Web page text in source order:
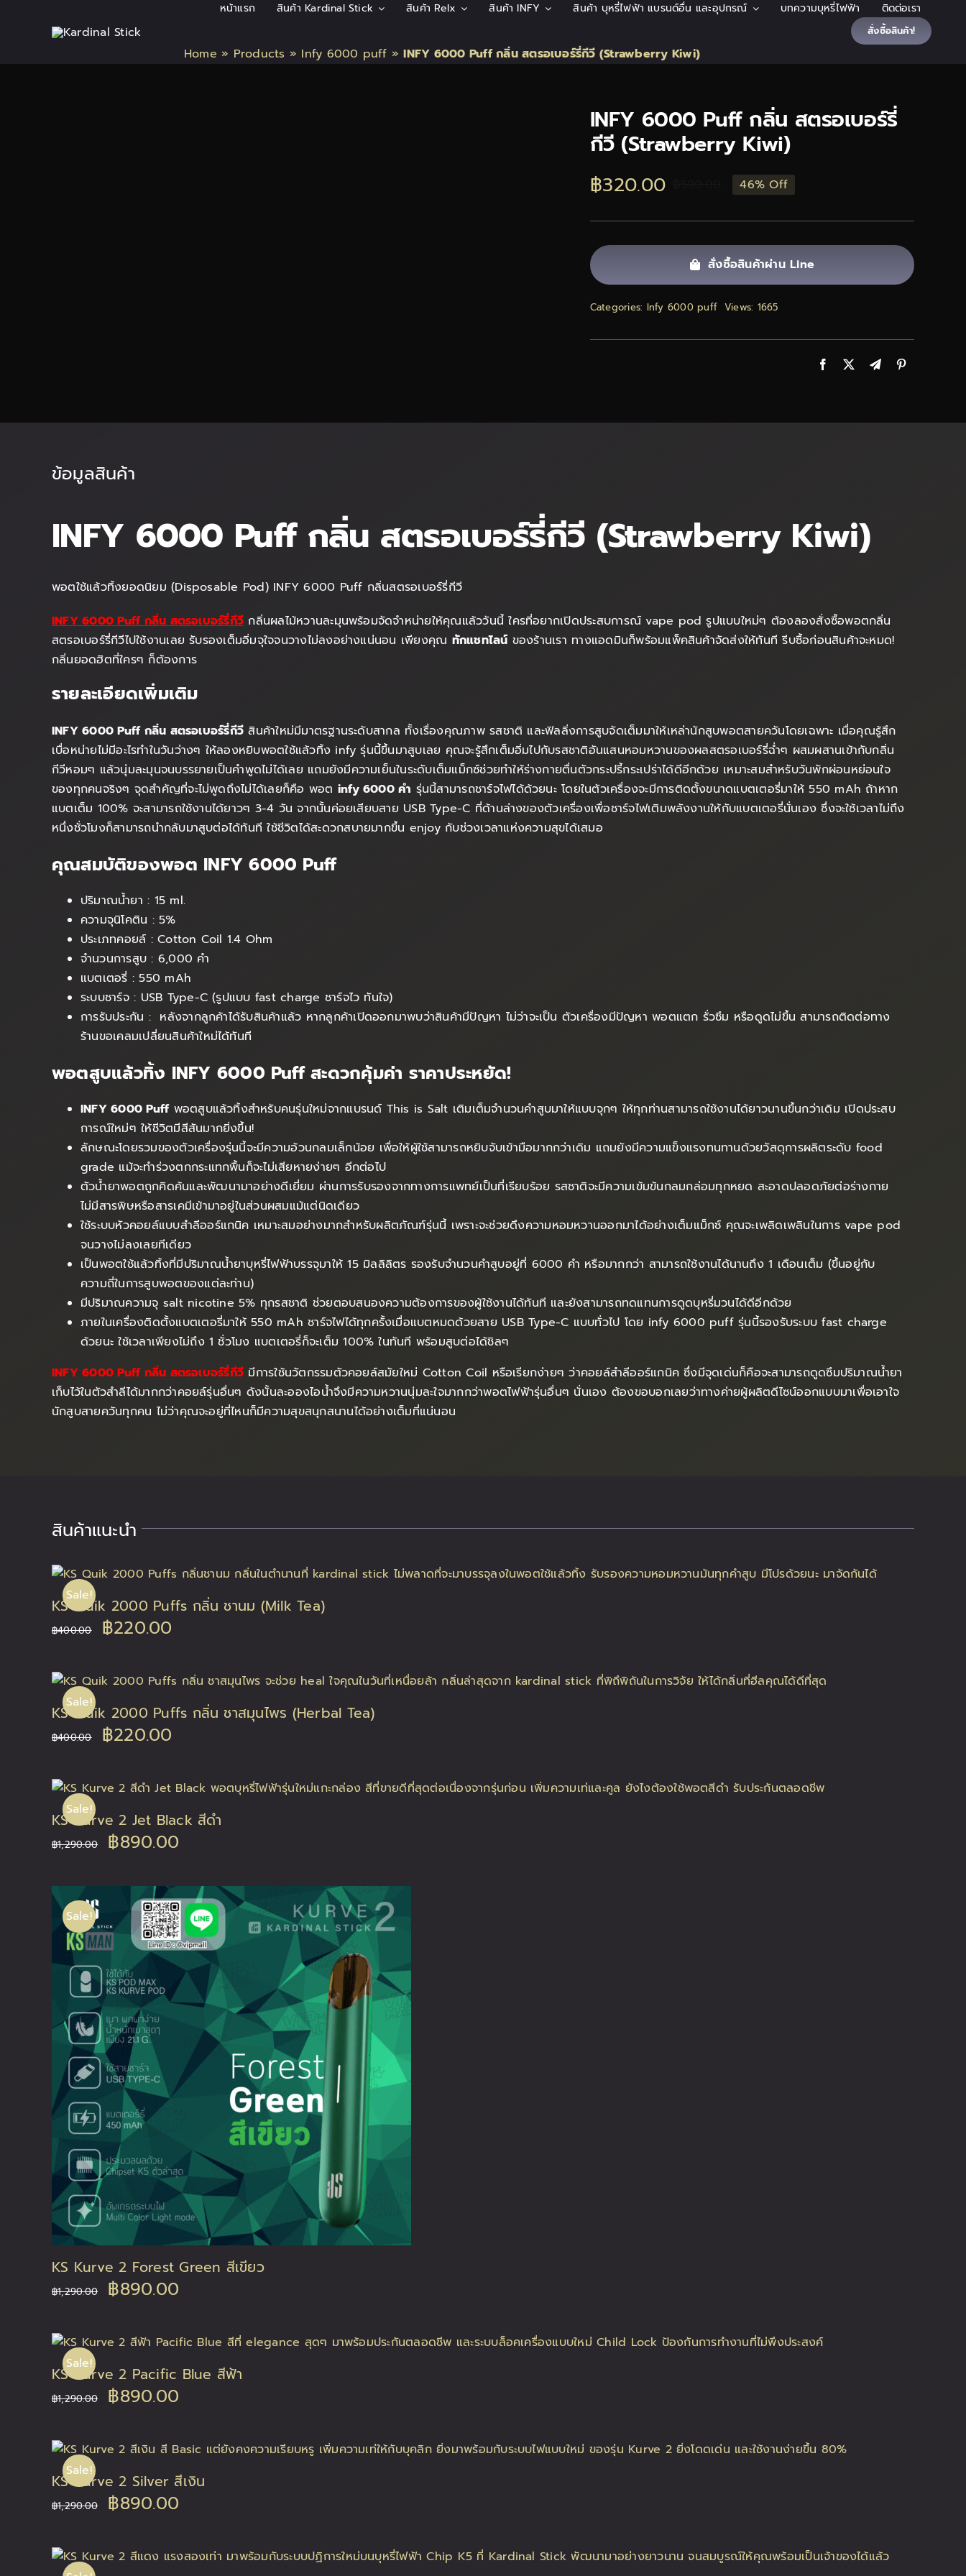
หน้าแรก สินค้า Kardinal Stick สินค้า Relx สินค้า INFY สินค้า บุหรี่ไฟฟ้า แบรนด์อื่น และอุปกรณ์ บทความบุหรี่ไฟฟ้า ติดต่อเรา
สั่งซื้อสินค้า!
Home » Products » Infy 6000 puff »INFY 6000 Puff กลิ่น สตรอเบอร์รี่กีวี (Strawberry Kiwi)
INFY 6000 Puff กลิ่น สตรอเบอร์รี่
กีวี (Strawberry Kiwi)
Original
price
was:
฿590.00.
฿320.00
Current
price
is:
฿320.00.
46% Off
สั่งซื้อสินค้าผ่าน Line
Categories: Infy 6000 puff Views: 1665
ข้อมูลสินค้า
INFY 6000 Puff กลิ่น สตรอเบอร์รี่กีวี (Strawberry Kiwi)
พอตใช้แล้วทิ้งยอดนิยม (Disposable Pod) INFY 6000 Puff กลิ่นสตรอเบอร์รี่กีวี
INFY 6000 Puff กลิ่น สตรอเบอร์รี่กีวี กลิ่นผลไม้หวานละมุนพร้อมจัดจำหน่ายให้คุณแล้ววันนี้ ใครที่อยากเปิดประสบการณ์ vape pod รูปแบบใหม่ๆ ต้องลองสั่งซื้อพอตกลิ่น
สตรอเบอร์รี่กีวีไปใช้งานเลย รับรองเต็มอิ่มจุใจจนวางไม่ลงอย่างแน่นอน เพียงคุณ ทักแชทไลน์ ของร้านเรา ทางแอดมินก็พร้อมแพ็คสินค้าจัดส่งให้ทันที รีบซื้อก่อนสินค้าจะหมด!
กลิ่นยอดฮิตที่ใครๆ ก็ต้องการ
รายละเอียดเพิ่มเติม
INFY 6000 Puff กลิ่น สตรอเบอร์รี่กีวี สินค้าใหม่มีมาตรฐานระดับสากล ทั้งเรื่องคุณภาพ รสชาติ และฟิลลิ่งการสูบจัดเต็มมาให้เหล่านักสูบพอตสายควันโดยเฉพาะ เมื่อคุณรู้สึก
เบื่อหน่ายไม่มีอะไรทำในวันว่างๆ ให้ลองหยิบพอตใช้แล้วทิ้ง infy รุ่นนี้ขึ้นมาสูบเลย คุณจะรู้สึกเต็มอิ่มไปกับรสชาติอันแสนหอมหวานของผลสตรอเบอร์รี่ฉ่ำๆ ผสมผสานเข้ากับกลิ่น
กีวีหอมๆ แล้วนุ่มละมุนจนบรรยายเป็นคำพูดไม่ได้เลย แถมยังมีความเย็นในระดับเต็มแม็กซ์ช่วยทำให้ร่างกายตื่นตัวกระปรี้กระเปร่าได้ดีอีกด้วย เหมาะสมสำหรับวันพักผ่อนหย่อนใจ
ของทุกคนจริงๆ จุดสำคัญที่จะไม่พูดถึงไม่ได้เลยก็คือ พอต infy 6000 คำ รุ่นนี้สามารถชาร์จไฟได้ด้วยนะ โดยในตัวเครื่องจะมีการติดตั้งขนาดแบตเตอรี่มาให้ 550 mAh ถ้าหาก
แบตเต็ม 100% จะสามารถใช้งานได้ยาวๆ 3-4 วัน จากนั้นค่อยเสียบสาย USB Type-C ที่ด้านล่างของตัวเครื่องเพื่อชาร์จไฟเติมพลังงานให้กับแบตเตอรี่นั่นเอง ซึ่งจะใช้เวลาไม่ถึง
หนึ่งชั่วโมงก็สามารถนำกลับมาสูบต่อได้ทันที ใช้ชีวิตได้สะดวกสบายมากขึ้น enjoy กับช่วงเวลาแห่งความสุขได้เสมอ
คุณสมบัติของพอต INFY 6000 Puff
ปริมาณน้ำยา : 15 ml.
ความจุนิโคติน : 5%
ประเภทคอยล์ : Cotton Coil 1.4 Ohm
จำนวนการสูบ : 6,000 คำ
แบตเตอรี่ : 550 mAh
ระบบชาร์จ : USB Type-C (รูปแบบ fast charge ชาร์จไว ทันใจ)
การรับประกัน : หลังจากลูกค้าได้รับสินค้าแล้ว หากลูกค้าเปิดออกมาพบว่าสินค้ามีปัญหา ไม่ว่าจะเป็น ตัวเครื่องมีปัญหา พอตแตก รั่วซึม หรือดูดไม่ขึ้น สามารถติดต่อทาง
ร้านขอเคลมเปลี่ยนสินค้าใหม่ได้ทันที
พอตสูบแล้วทิ้ง INFY 6000 Puff สะดวกคุ้มค่า ราคาประหยัด!
INFY 6000 Puffพอตสูบแล้วทิ้งสำหรับคนรุ่นใหม่จากแบรนด์ This is Salt เติมเต็มจำนวนคำสูบมาให้แบบจุกๆ ให้ทุกท่านสามารถใช้งานได้ยาวนานขึ้นกว่าเดิม เปิดประสบ
การณ์ใหม่ๆ ให้ชีวิตมีสีสันมากยิ่งขึ้น!
ลักษณะโดยรวมของตัวเครื่องรุ่นนี้จะมีความอ้วนกลมเล็กน้อย เพื่อให้ผู้ใช้สามารถหยิบจับเข้ามือมากกว่าเดิม แถมยังมีความแข็งแรงทนทานด้วยวัสดุการผลิตระดับ food
grade แม้จะทำร่วงตกกระแทกพื้นก็จะไม่เสียหายง่ายๆ อีกต่อไป
ตัวน้ำยาพอตถูกคิดค้นและพัฒนามาอย่างดีเยี่ยม ผ่านการรับรองจากทางการแพทย์เป็นที่เรียบร้อย รสชาติจะมีความเข้มข้นกลมกล่อมทุกหยด สะอาดปลอดภัยต่อร่างกาย
ไม่มีสารพิษหรือสารเคมีเข้ามาอยู่ในส่วนผสมแม้แต่นิดเดียว
ใช้ระบบหัวคอยล์แบบสำลีออร์แกนิค เหมาะสมอย่างมากสำหรับผลิตภัณฑ์รุ่นนี้ เพราะจะช่วยดึงความหอมหวานออกมาได้อย่างเต็มแม็กซ์ คุณจะเพลิดเพลินในการ vape pod
จนวางไม่ลงเลยทีเดียว
เป็นพอตใช้แล้วทิ้งที่มีปริมาณน้ำยาบุหรี่ไฟฟ้าบรรจุมาให้ 15 มิลลิลิตร รองรับจำนวนคำสูบอยู่ที่ 6000 คำ หรือมากกว่า สามารถใช้งานได้นานถึง 1 เดือนเต็ม (ขึ้นอยู่กับ
ความถี่ในการสูบพอตของแต่ละท่าน)
มีปริมาณความจุ salt nicotine 5% ทุกรสชาติ ช่วยตอบสนองความต้องการของผู้ใช้งานได้ทันที และยังสามารถทดแทนการดูดบุหรี่มวนได้ดีอีกด้วย
ภายในเครื่องติดตั้งแบตเตอรี่มาให้ 550 mAh ชาร์จไฟได้ทุกครั้งเมื่อแบตหมดด้วยสาย USB Type-C แบบทั่วไป โดย infy 6000 puff รุ่นนี้รองรับระบบ fast charge
ด้วยนะ ใช้เวลาเพียงไม่ถึง 1 ชั่วโมง แบตเตอรี่ก็จะเต็ม 100% ในทันที พร้อมสูบต่อได้ชิลๆ
INFY 6000 Puff กลิ่น สตรอเบอร์รี่กีวี มีการใช้นวัตกรรมตัวคอยล์สมัยใหม่ Cotton Coil หรือเรียกง่ายๆ ว่าคอยล์สำลีออร์แกนิค ซึ่งมีจุดเด่นก็คือจะสามารถดูดซึมปริมาณน้ำยา
เก็บไว้ในตัวสำลีได้มากกว่าคอยล์รุ่นอื่นๆ ดังนั้นละอองไอน้ำจึงมีความหวานนุ่มละใจมากกว่าพอตไฟฟ้ารุ่นอื่นๆ นั่นเอง ต้องขอบอกเลยว่าทางค่ายผู้ผลิตดีไซน์ออกแบบมาเพื่อเอาใจ
นักสูบสายควันทุกคน ไม่ว่าคุณจะอยู่ที่ไหนก็มีความสุขสนุกสนานได้อย่างเต็มที่แน่นอน
สินค้าแนะนำ
Sale!
KS Quik 2000 Puffs กลิ่น ชานม (Milk Tea)
฿400.00
Original
was:
฿400.00.
฿220.00
is:
฿220.00.
Sale!
KS Quik 2000 Puffs กลิ่น ชาสมุนไพร (Herbal Tea)
฿400.00
Original
was:
฿400.00.
฿220.00
is:
฿220.00.
Sale!
KS Kurve 2 Jet Black สีดำ
฿1,290.00
Original
was:
฿1,290.00.
฿890.00
is:
฿890.00.
Sale!
KS Kurve 2 Forest Green สีเขียว
฿1,290.00
Original
was:
฿1,290.00.
฿890.00
is:
฿890.00.
Sale!
KS Kurve 2 Pacific Blue สีฟ้า
฿1,290.00
Original
was:
฿1,290.00.
฿890.00
is:
฿890.00.
Sale!
KS Kurve 2 Silver สีเงิน
฿1,290.00
Original
was:
฿890.00
is: